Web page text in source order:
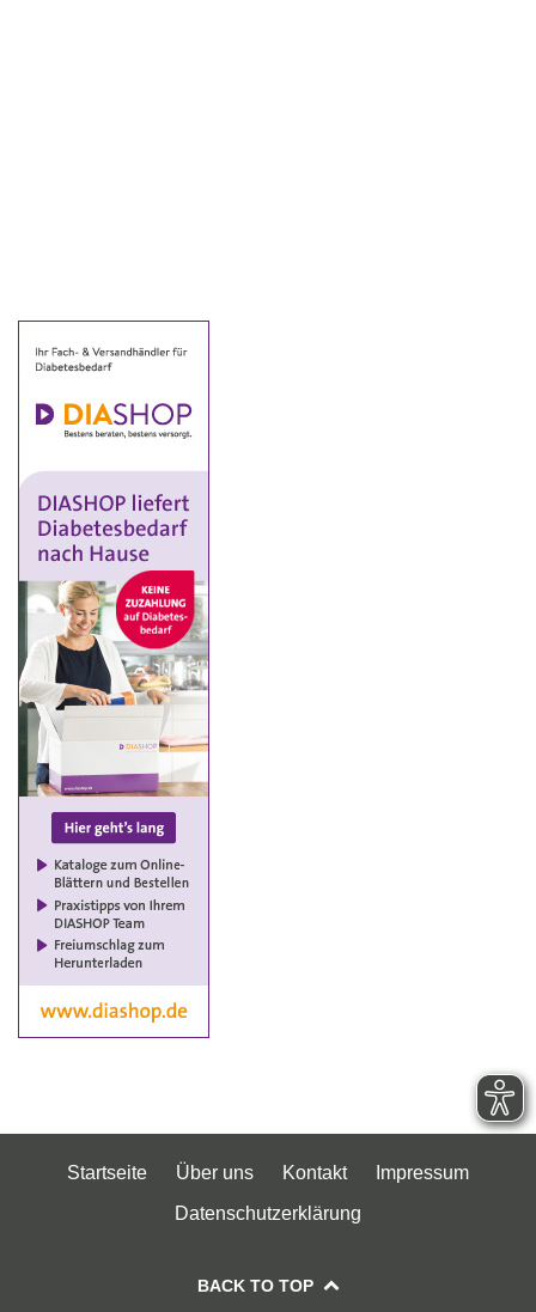
Startseite Über uns Kontakt
Impressum
Datenschutzerklärung
BACK TO TOP